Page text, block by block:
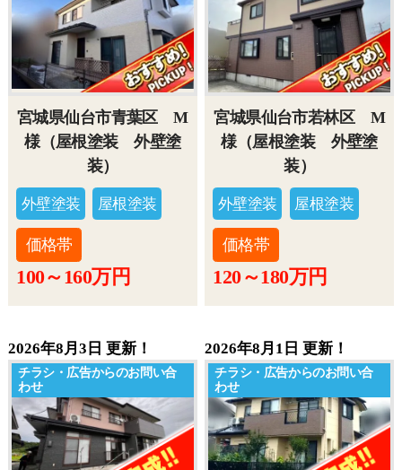
宮城県仙台市青葉区 M
様（屋根塗装 外壁塗
装）
外壁塗装 屋根塗装
価格帯
100～160万円
宮城県仙台市若林区 M
様（屋根塗装 外壁塗
装）
外壁塗装 屋根塗装
価格帯
120～180万円
2026年8月3日 更新！
チラシ・広告からのお問い合
わせ
2026年8月1日 更新！
チラシ・広告からのお問い合
わせ